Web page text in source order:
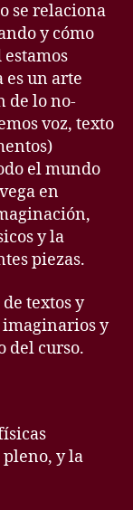
se relaciona
y cómo
es un arte
de lo no-
voz, texto
el mundo
en
y la
piezas.
textos y
y
del curso.
y la